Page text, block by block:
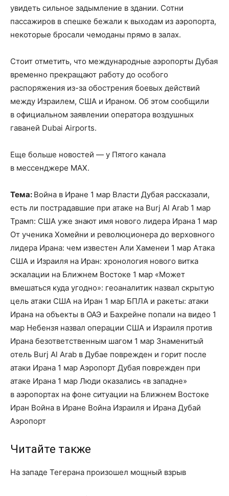
увидеть сильное задымление в здании. Сотни
пассажиров в спешке бежали к выходам из аэропорта,
некоторые бросали чемоданы прямо в залах.
Стоит отметить, что международные аэропорты Дубая
временно прекращают работу до особого
распоряжения из-за обострения боевых действий
между Израилем, США и Ираном. Об этом сообщили
в официальном заявлении оператора воздушных
гаваней Dubai Airports.
Еще больше новостей — у Пятого канала
в мессенджере MAX.
Тема: Война в Иране 1 мар Власти Дубая рассказали,
есть ли пострадавшие при атаке на Burj Al Arab 1 мар
Трамп: США уже знают имя нового лидера Ирана 1 мар
От ученика Хомейни и революционера до верховного
лидера Ирана: чем известен Али Хаменеи 1 мар Атака
США и Израиля на Иран: хронология нового витка
эскалации на Ближнем Востоке 1 мар «Может
вмешаться куда угодно»: геоаналитик назвал скрытую
цель атаки США на Иран 1 мар БПЛА и ракеты: атаки
Ирана на объекты в ОАЭ и Бахрейне попали на видео 1
мар Небензя назвал операции США и Израиля против
Ирана безответственным шагом 1 мар Знаменитый
отель Burj Al Arab в Дубае поврежден и горит после
атаки Ирана 1 мар Аэропорт Дубая поврежден при
атаке Ирана 1 мар Люди оказались «в западне»
в аэропортах на фоне ситуации на Ближнем Востоке
Иран Война в Иране Война Израиля и Ирана Дубай
Аэропорт
Читайте также
На западе Тегерана произошел мощный взрыв